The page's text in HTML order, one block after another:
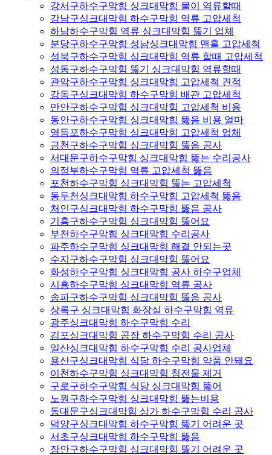
강서구하수구막힘 싱크대막힘 물이 역류할때
강남구싱크대막힘 하수구막힘 역류 고압세척
하남하수구막힘 역류 싱크대막힘 뚫기 업체
분당구하수구막힘 성남싱크대막힘 맨홀 고압세척
성북구하수구막힘 싱크대막힘 역류 할때 고압세척
성동구하수구막힘 뚫기 싱크대막힘 역류할때
관악구하수구막힘 싱크대막힘 고압세척 견적
강동구싱크대막힘 하수구막힘 배관 고압세척
만안구하수구막힘 싱크대막힘 고압세척 비용
동안구하수구막힘 싱크대막힘 뚫음 비용 얼마
영등포하수구막힘 싱크대막힘 고압세척 업체
금천구하수구막힘 싱크대막힘 뚫음 공사
서대문구하수구막힘 싱크대막힘 뚫는 수리공사
의정부하수구막힘 역류 고압세척 뚫음
포천하수구막힘 싱크대막힘 뚫는 고압세척
동두천싱크대막힘 하수구막힘 고압세척 뚫음
처인구싱크대막힘 하수구막힘 뚫음 공사
기흥구하수구막힘 싱크대막힘 뚫어요
부천하수구막힘 싱크대막힘 수리공사
파주하수구막힘 싱크대막힘 해결 안되는곳
수지구하수구막힘 싱크대막힘 뚫어요
화성하수구막힘 싱크대막힘 공사 하수구업체
시흥하수구막힘 싱크대막힘 역류 공사
송파구하수구막힘 싱크대막힘 뚫음 공사
상록구 싱크대막힘 화장실 하수구막힘 역류
광주싱크대막힘 하수구막힘 수리
김포싱크대막힘 공장 하수구막힘 수리 공사
일산싱크대막힘 하수구막힘 수리 공사업체
용산구싱크대막힘 식당 하수구막힘 약품 안돼요
이천하수구막힘 싱크대막힘 침전물 제거
구로구하수구막힘 식당 싱크대막힘 뚫어
노원구하수구막힘 싱크대막힘 뚫는비용
동대문구싱크대막힘 상가 하수구막힘 수리 공사
덕양구싱크대막힘 하수구막힘 뚫기 어려운 곳
서초구싱크대막힘 하수구막힘 뚫음
장안구하수구막힘 싱크대막힘 뚫기 어려운 곳